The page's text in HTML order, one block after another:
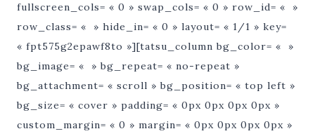
fullscreen_cols= « 0 » swap_cols= « 0 » row_id= « »
row_class= « » hide_in= « 0 » layout= « 1/1 » key=
« fpt575g2epawf8to »][tatsu_column bg_color= « »
bg_image= « » bg_repeat= « no-repeat »
bg_attachment= « scroll » bg_position= « top left »
bg_size= « cover » padding= « 0px 0px 0px 0px »
custom_margin= « 0 » margin= « 0px 0px 0px 0px »